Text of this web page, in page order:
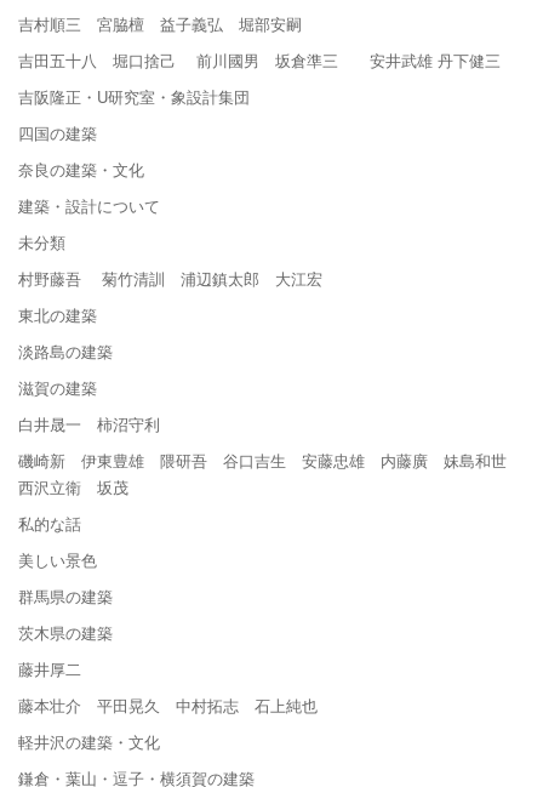
吉村順三 宮脇檀 益子義弘 堀部安嗣
吉田五十八 堀口捨己 前川國男 坂倉準三 安井武雄 丹下健三
吉阪隆正・U研究室・象設計集団
四国の建築
奈良の建築・文化
建築・設計について
未分類
村野藤吾 菊竹清訓 浦辺鎮太郎 大江宏
東北の建築
淡路島の建築
滋賀の建築
白井晟一 柿沼守利
磯崎新 伊東豊雄 隈研吾 谷口吉生 安藤忠雄 内藤廣 妹島和世
西沢立衛 坂茂
私的な話
美しい景色
群馬県の建築
茨木県の建築
藤井厚二
藤本壮介 平田晃久 中村拓志 石上純也
軽井沢の建築・文化
鎌倉・葉山・逗子・横須賀の建築